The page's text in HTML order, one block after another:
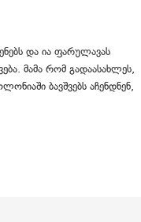
და ია ფარულავას
მამა რომ გადაასახლეს,
ბავშვებს აჩენდნენ,